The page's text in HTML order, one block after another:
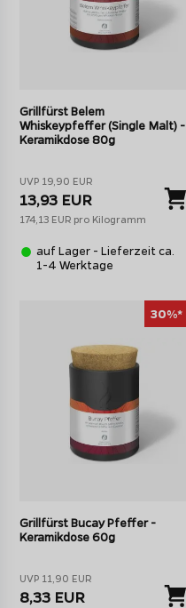
Grillfürst Belem
Whiskeypfeffer (Single Malt) -
Keramikdose 80g
UVP 19,90 EUR
13,93 EUR
174,13 EUR pro Kilogramm
auf Lager - Lieferzeit ca.
1-4 Werktage
30%*
Grillfürst Bucay Pfeffer -
Keramikdose 60g
UVP 11,90 EUR
8,33 EUR